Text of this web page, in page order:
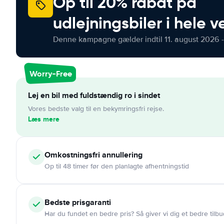
udlejningsbiler i hele
Denne kampagne gælder indtil 11. august 2026
Worry-Free
Lej en bil med fuldstændig ro i sindet
Vores bedste valg til en bekymringsfri rejse.
Læs mere
Omkostningsfri annullering
Op til 48 timer før den planlagte afhentningstid
Bedste prisgaranti
Har du fundet en bedre pris? Så giver vi dig et bedre